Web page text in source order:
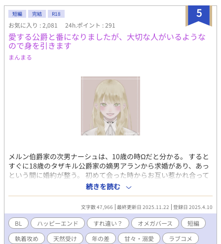
自分が他の男とセックスすることを許すこと」という不当な条件
をソンジュに突きつけてきた。 しかしソンジュは念願ともあって
その条件を唯唯諾諾と呑み、ユンファとの交際を開始する。 そし
て月日は流れ、思いのほか順調な交際の末に二人は結婚した。 と
ころが――。 二人にとって初めての結婚記念日――ソンジュが仕
事から家に帰ると、なんとその日にまでユンファは他の男とセッ
かねてより計画していたユンファへの「あるプレゼント」
――「貞操帯」を持って帰ってきていた。 『俺はこれまで貴方と
の約束を厳守してきました。今度は貴方が俺との約束を守る番で
す――。』 そうしてバイブ付きの貞操帯を無理やりユンファにつ
け、今度は自分の「言いなり」になることを約束させたソンジュ
だったが、ユンファは案外大人しくて…――？ 【2026年3月より
始まった新制度『未管理著作物裁定制度』における意思表示（念
いてイラスト・作中内文章はもちろん、表紙絵やあらすじ等ふく
む作品の一切の無断利用を禁じます（AI学習等含む）。
5
短編 完結 R18
お気に入り : 2,081 24h.ポイント : 291
愛する公爵と番になりましたが、大切な人がいるような
ので身を引きます
まんまる
メルン伯爵家の次男ナーシュは、10歳の時Ωだと分かる。 すると
すぐに18歳のタザキル公爵家の嫡男アランから求婚があり、あっ
という間に婚約が整う。 初めて会った時からお互い惹かれ合って
いると思っていた。 しかしアランにはナーシュが知らない愛する
人がいて、それを知ったナーシュはアランに離婚を申し出る。 で
もナーシュがアランの愛人だと思っていたのは⋯。 執着系α×天
然Ω 年の差夫夫のすれ違い(？)からのハッピーエンドのお話です。
Rシーンは※付けます ※画像はpicrewさんよりお借りしました。
Xアカウント(@wawawa_o_o_)
続きを読む
文字数 47,966 最終更新日 2025.11.22 登録日 2025.4.10
BL ハッピーエンド すれ違い？ オメガバース
短編
執着攻め
天然受け 年の差 甘々・溺愛 ラブコメ